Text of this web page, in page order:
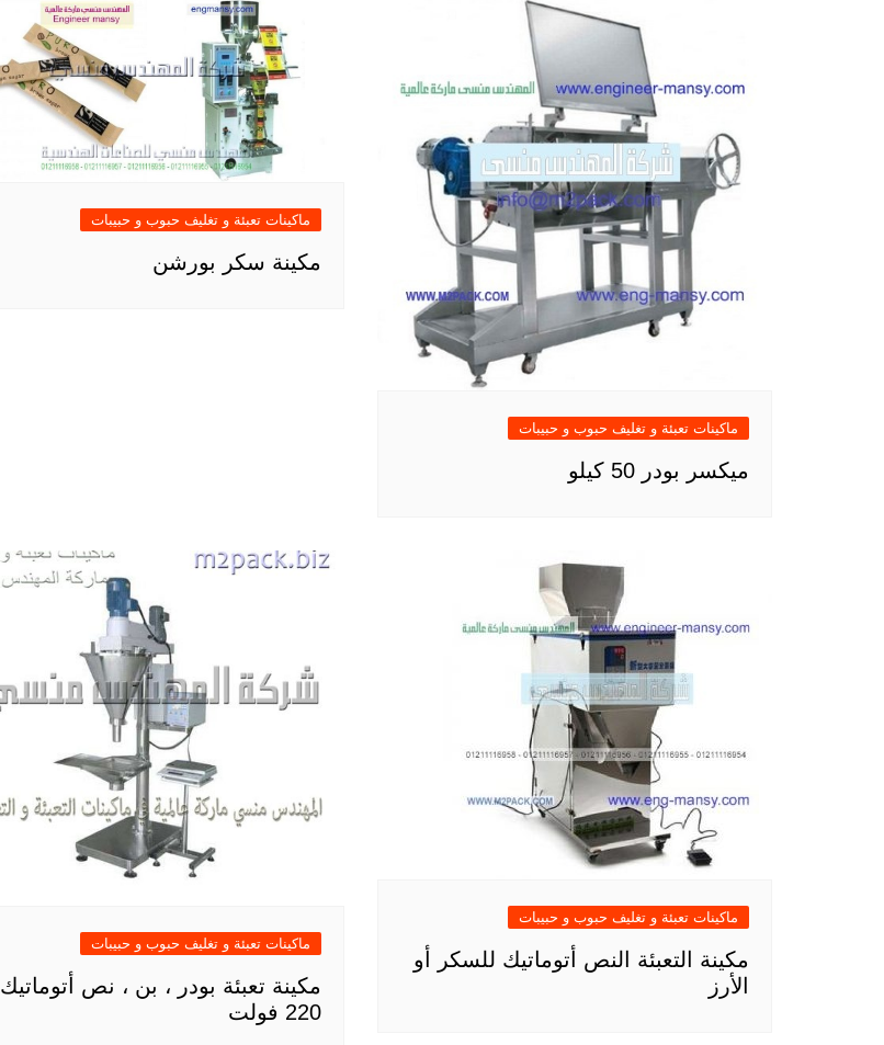
ماكينات تعبئة و تغليف حبوب و حبيبات
ميكسر بودر 50 كيلو
ماكينات تعبئة و تغليف حبوب و حبيبات
مكينة سكر بورشن
ماكينات تعبئة و تغليف حبوب و حبيبات
مكينة التعبئة النص أتوماتيك للسكر أو
الأرز
ماكينات تعبئة و تغليف حبوب و حبيبات
مكينة تعبئة بودر ، بن ، نص أتوماتيك
220 فولت